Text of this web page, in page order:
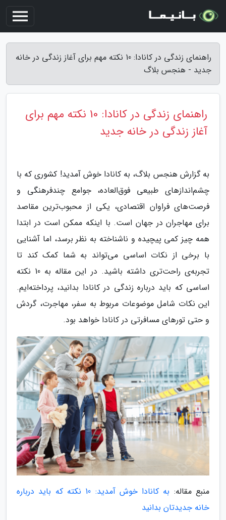
راهنمای زندگی در کانادا: 10 نکته مهم برای آغاز زندگی در خانه
جدید - هنجس بلاگ
راهنمای زندگی در کانادا: 10 نکته مهم برای
آغاز زندگی در خانه جدید
به گزارش هنجس بلاگ، به کانادا خوش آمدید! کشوری که با
چشم‌اندازهای طبیعی فوق‌العاده، جوامع چندفرهنگی و
فرصت‌های فراوان اقتصادی، یکی از محبوب‌ترین مقاصد
برای مهاجران در جهان است. با اینکه ممکن است در ابتدا
همه چیز کمی پیچیده و ناشناخته به نظر برسد، اما آشنایی
با برخی از نکات اساسی می‌تواند به شما کمک کند تا
تجربه‌ی راحت‌تری داشته باشید. در این مقاله به 10 نکته
اساسی که باید درباره زندگی در کانادا بدانید، پرداخته‌ایم.
این نکات شامل موضوعات مربوط به سفر، مهاجرت، گردش
و حتی تورهای مسافرتی در کانادا خواهد بود.
منبع مقاله:
به کانادا خوش آمدید: 10 نکته که باید درباره
خانه جدیدتان بدانید